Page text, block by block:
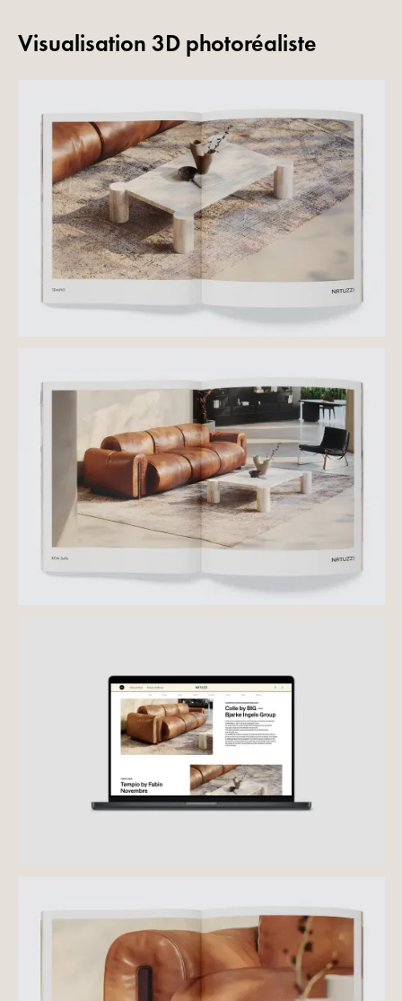
Visualisation 3D photoréaliste